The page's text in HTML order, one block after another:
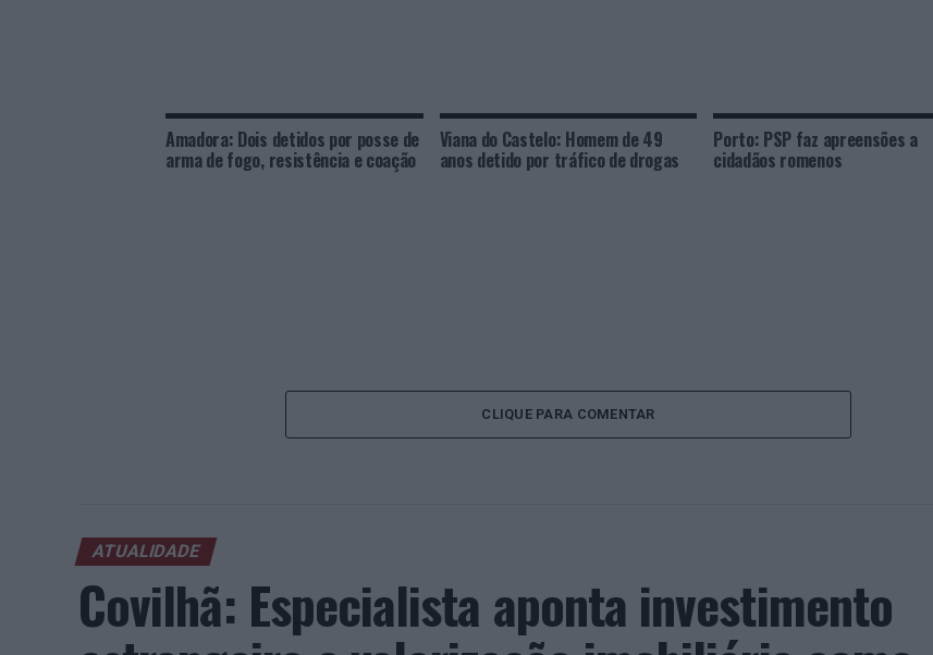
Amadora: Dois detidos por posse de
arma de fogo, resistência e coação
Viana do Castelo: Homem de 49
anos detido por tráfico de drogas
Porto: PSP faz apreensões a
cidadãos romenos
CLIQUE PARA COMENTAR
ATUALIDADE
Covilhã: Especialista aponta investimento